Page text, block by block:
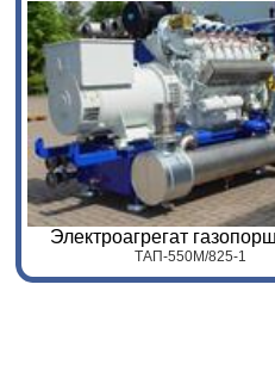
Электроагрегат
ТАП-550M/825-1